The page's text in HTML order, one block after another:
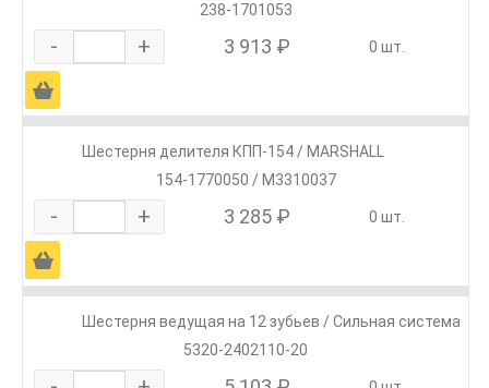
238-1701053
- + 3 913 ₽ 0 шт.
Ä
Шестерня делителя КПП-154 / MARSHALL
154-1770050 / M3310037
- + 3 285 ₽ 0 шт.
Ä
Шестерня ведущая на 12 зубьев / Сильная система
5320-2402110-20